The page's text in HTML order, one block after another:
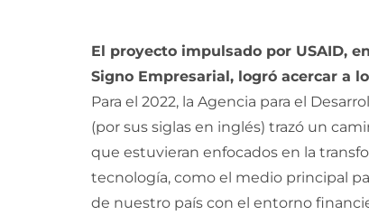
El proyecto impulsado por USAID,
Signo Empresarial, logró acercar a
Para el 2022, la Agencia para el
(por sus siglas en inglés) trazó un
que estuvieran enfocados en la
tecnología, como el medio principal
de nuestro país con el entorno